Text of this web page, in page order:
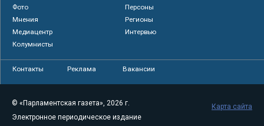
Фото
Персоны
Мнения
Регионы
Медиацентр
Интервью
Колумнисты
Контакты Реклама Вакансии
© «Парламентская газета», 2026 г.
Электронное периодическое издание
Карта сайта